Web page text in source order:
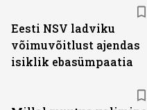
Eesti NSV ladviku
võimuvõitlust ajendas
isiklik ebasümpaatia